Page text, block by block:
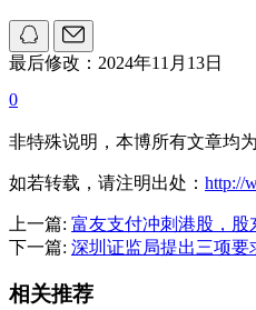
最后修改：2024年11月13日
0
非特殊说明，本博所有文章均
如若转载，请注明出处： http://
上一篇: 富友支付冲刺港股，股
下一篇: 深圳证监局提出三项
相关推荐